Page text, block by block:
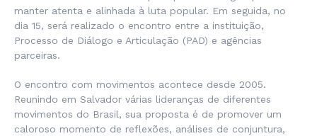
manter atenta e alinhada à luta popular. Em seguida, no
dia 15, será realizado o encontro entre a instituição,
Processo de Diálogo e Articulação (PAD) e agências
parceiras.
O encontro com movimentos acontece desde 2005.
Reunindo em Salvador várias lideranças de diferentes
movimentos do Brasil, sua proposta é de promover um
caloroso momento de reflexões, análises de conjuntura,